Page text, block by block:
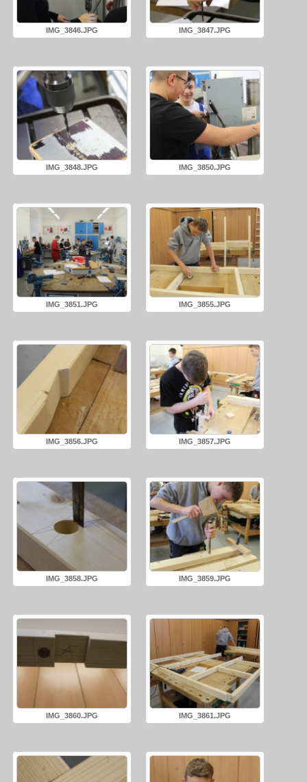
IMG_3846.JPG IMG_3847.JPG
IMG_3848.JPG IMG_3850.JPG
IMG_3851.JPG IMG_3855.JPG
IMG_3856.JPG IMG_3857.JPG
IMG_3858.JPG IMG_3859.JPG
IMG_3860.JPG IMG_3861.JPG